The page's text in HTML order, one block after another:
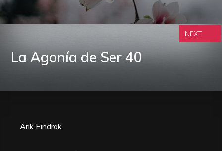
La Agonía de Ser 40
NEXT
Arik Eindrok